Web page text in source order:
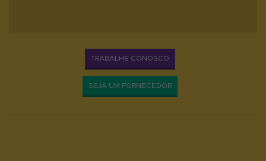
TRABALHE CONOSCO
SEJA UM FORNECEDOR